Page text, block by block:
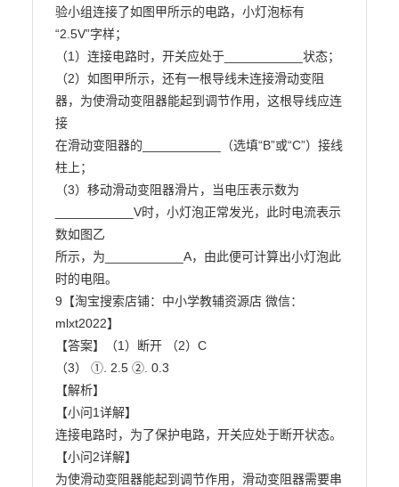
验小组连接了如图甲所示的电路，小灯泡标有
“2.5V”字样；
（1）连接电路时，开关应处于___________状态；
（2）如图甲所示，还有一根导线未连接滑动变阻
器，为使滑动变阻器能起到调节作用，这根导线应连
接
在滑动变阻器的___________（选填“B”或“C”）接线
柱上；
（3）移动滑动变阻器滑片，当电压表示数为
___________V时，小灯泡正常发光，此时电流表示
数如图乙
所示，为___________A，由此便可计算出小灯泡此
时的电阻。
9【淘宝搜索店铺：中小学教辅资源店 微信：
mlxt2022】
【答案】（1）断开 （2）C
（3） ①. 2.5 ②. 0.3
【解析】
【小问1详解】
连接电路时，为了保护电路，开关应处于断开状态。
【小问2详解】
为使滑动变阻器能起到调节作用，滑动变阻器需要串